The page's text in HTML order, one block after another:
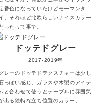
番色になっていたけどモーマンタ
。それほど北欧らしいナイスカラー
ったって事で。
ドッテドグレー
2017-2019年
レーのドッテドテクスチャーは少し
っぽい感じ。ガラスや木製のアイテ
ムと合わせて使うとテーブルに雰囲気
出る独特な立ち位置のカラー。